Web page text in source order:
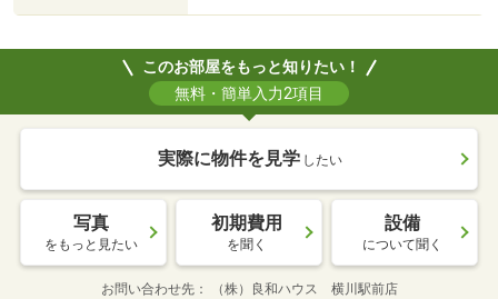
このお部屋をもっと知りたい！
無料・簡単入力2項目
実際に物件を見学 したい
写真
をもっと見たい
初期費用
を聞く
設備
について聞く
お問い合わせ先 （株）良和ハウス 横川駅前店